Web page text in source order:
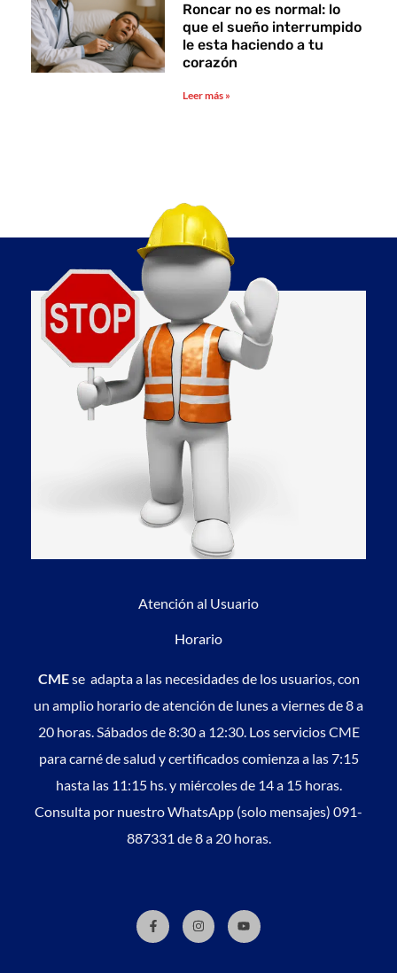
Roncar no es normal: lo
que el sueño interrumpido
le esta haciendo a tu
corazón
Leer más »
Atención al Usuario
Horario
CMEse adapta a las necesidades de los usuarios, con
un amplio horario de atención de lunes a viernes de 8 a
20 horas. Sábados de 8:30 a 12:30. Los servicios CME
para carné de salud y certificados comienza a las 7:15
hasta las 11:15 hs. y miércoles de 14 a 15 horas.
Consulta por nuestro WhatsApp (solo mensajes) 091-
887331 de 8 a 20 horas.
F
a
c
I
n
s
Y
o
u